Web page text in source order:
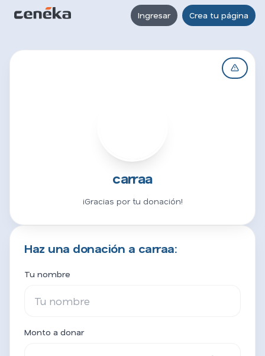
Ingresar Crea tu página
carraa
¡Gracias por tu donación!
Haz una donación a carraa:
Tu nombre
Monto a donar